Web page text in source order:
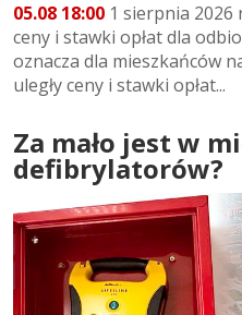
05.08 18:00 1 sierpnia 2026
ceny i stawki opłat dla
oznacza dla mieszkańców
uległy ceny i stawki opłat...
Za mało jest w
defibrylatorów?